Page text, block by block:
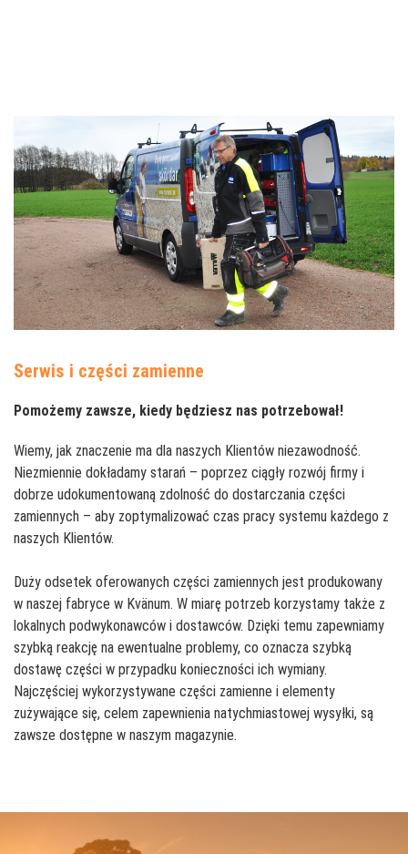
Serwis i części zamienne
Pomożemy zawsze, kiedy będziesz nas potrzebował!
Wiemy, jak znaczenie ma dla naszych Klientów niezawodność.
Niezmiennie dokładamy starań – poprzez ciągły rozwój firmy i
dobrze udokumentowaną zdolność do dostarczania części
zamiennych – aby zoptymalizować czas pracy systemu każdego z
naszych Klientów.
Duży odsetek oferowanych części zamiennych jest produkowany
w naszej fabryce w Kvänum. W miarę potrzeb korzystamy także z
lokalnych podwykonawców i dostawców. Dzięki temu zapewniamy
szybką reakcję na ewentualne problemy, co oznacza szybką
dostawę części w przypadku konieczności ich wymiany.
Najczęściej wykorzystywane części zamienne i elementy
zużywające się, celem zapewnienia natychmiastowej wysyłki, są
zawsze dostępne w naszym magazynie.